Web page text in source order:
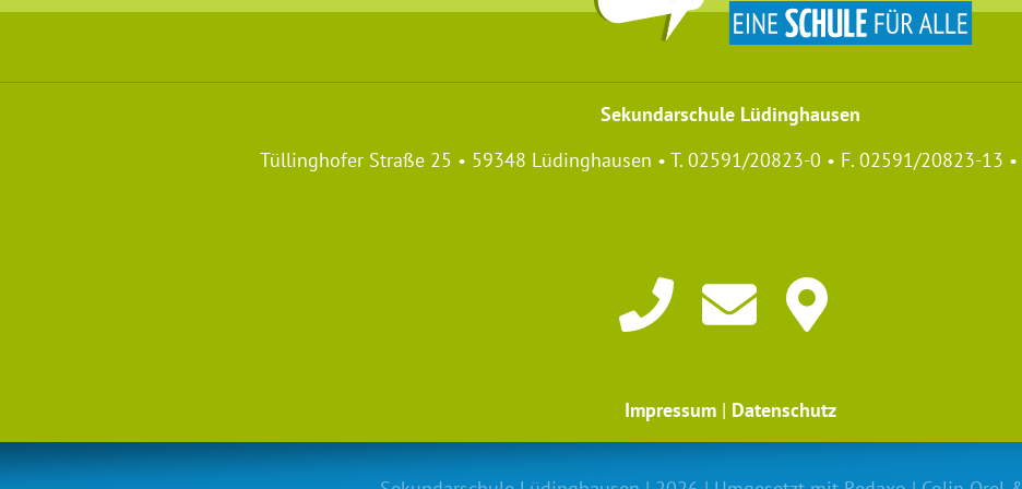
Sekundarschule Lüdinghausen
Tüllinghofer Straße 25 • 59348 Lüdinghausen • T. 02591/20823-0 • F. 02591/20823-13 •
Impressum| Datenschutz